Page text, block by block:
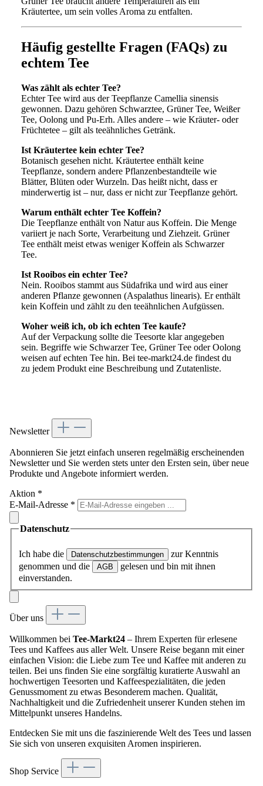
Kräutertee, um sein volles Aroma zu entfalten.
Häufig gestellte Fragen (FAQs) zu
echtem Tee
Was zählt als echter Tee?
Echter Tee wird aus der Teepflanze Camellia sinensis
gewonnen. Dazu gehören Schwarztee, Grüner Tee, Weißer
Tee, Oolong und Pu-Erh. Alles andere – wie Kräuter- oder
Früchtetee – gilt als teeähnliches Getränk.
Ist Kräutertee kein echter Tee?
Botanisch gesehen nicht. Kräutertee enthält keine
Teepflanze, sondern andere Pflanzenbestandteile wie
Blätter, Blüten oder Wurzeln. Das heißt nicht, dass er
minderwertig ist – nur, dass er nicht zur Teepflanze gehört.
Warum enthält echter Tee Koffein?
Die Teepflanze enthält von Natur aus Koffein. Die Menge
variiert je nach Sorte, Verarbeitung und Ziehzeit. Grüner
Tee enthält meist etwas weniger Koffein als Schwarzer
Tee.
Ist Rooibos ein echter Tee?
Nein. Rooibos stammt aus Südafrika und wird aus einer
anderen Pflanze gewonnen (Aspalathus linearis). Er enthält
kein Koffein und zählt zu den teeähnlichen Aufgüssen.
Woher weiß ich, ob ich echten Tee kaufe?
Auf der Verpackung sollte die Teesorte klar angegeben
sein. Begriffe wie Schwarzer Tee, Grüner Tee oder Oolong
weisen auf echten Tee hin. Bei tee-markt24.de findest du
zu jedem Produkt eine Beschreibung und Zutatenliste.
Newsletter
Abonnieren Sie jetzt einfach unseren regelmäßig erscheinenden
Newsletter und Sie werden stets unter den Ersten sein, über neue
Produkte und Angebote informiert werden.
Aktion *
E-Mail-Adresse *
Datenschutz
Ich habe die Datenschutzbestimmungen
zur Kenntnis
genommen und die
AGB
gelesen und bin mit ihnen
einverstanden.
Über uns
Willkommen bei Tee-Markt24 – Ihrem Experten für erlesene
Tees und Kaffees aus aller Welt. Unsere Reise begann mit einer
einfachen Vision: die Liebe zum Tee und Kaffee mit anderen zu
teilen. Bei uns finden Sie eine sorgfältig kuratierte Auswahl an
hochwertigen Teesorten und Kaffeespezialitäten, die jeden
Genussmoment zu etwas Besonderem machen. Qualität,
Nachhaltigkeit und die Zufriedenheit unserer Kunden stehen im
Mittelpunkt unseres Handelns.
Entdecken Sie mit uns die faszinierende Welt des Tees und lassen
Sie sich von unseren exquisiten Aromen inspirieren.
Shop Service